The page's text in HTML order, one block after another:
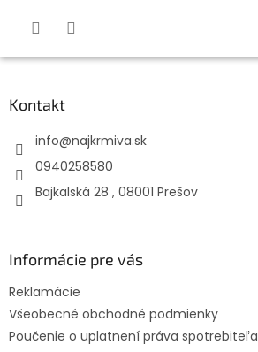
á
Kontakt
info@najkrmiva.sk
0940258580
Bajkalská 28 , 08001 Prešov
Informácie pre vás
Reklamácie
Všeobecné obchodné podmienky
Poučenie o uplatnení práva spotrebiteľa